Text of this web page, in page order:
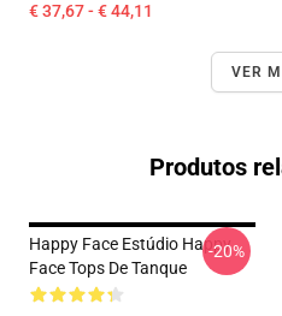
€ 37,67 - € 44,11
VER
Produtos
Happy Face Estúdio Happy
Face Tops De Tanque
-20%